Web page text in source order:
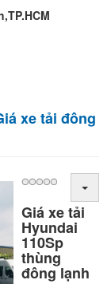
xe tải đông
Giá xe tải
Hyundai
110Sp
thùng
đông lạnh